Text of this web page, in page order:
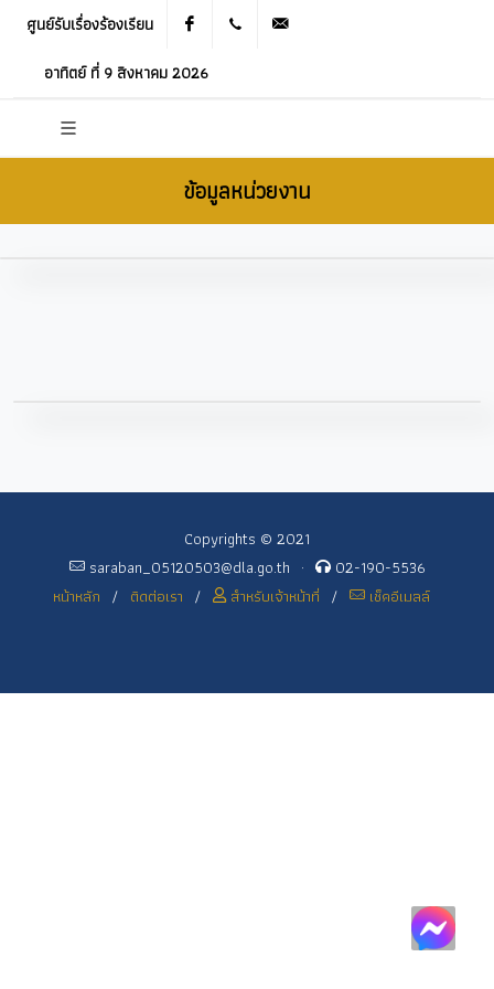
ศูนย์รับเรื่องร้องเรียน Facebook 021905536
อาทิตย์ ที่ 9 สิงหาคม 2026
ข้อมูลหน่วยงาน
Copyrights © 2021
saraban_05120503@dla.go.th ·
02-190-5536
หน้าหลัก / ติดต่อเรา / สำหรับเจ้าหน้าที่ / เช็คอีเมลล์